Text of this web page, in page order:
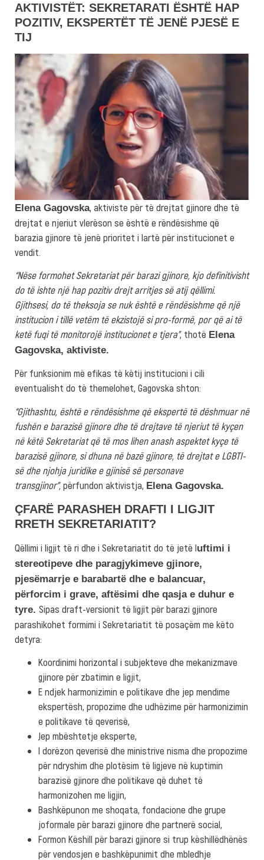
AKTIVISTËT: SEKRETARATI ËSHTË HAP
POZITIV, EKSPERTËT TË JENË PJESË E
TIJ
Elena Gagovska , aktiviste për të drejtat gjinore dhe të
drejtat e njeriut vlerëson se është e rëndësishme që
barazia gjinore të jenë prioritet i lartë për institucionet e
vendit.
“Nëse formohet Sekretariat për barazi gjinore, kjo definitivisht
do të ishte një hap pozitiv drejt arritjes së atij qëllimi.
Gjithsesi, do të theksoja se nuk është e rëndësishme që një
institucion i tillë vetëm të ekzistojë si pro-formë, por që ai të
ketë fuqi të monitorojë institucionet e tjera”, thotë Elena
Gagovska, aktiviste.
Për funksionim më efikas të këtij institucioni i cili
eventualisht do të themelohet, Gagovska shton:
“Gjithashtu, është e rëndësishme që ekspertë të dëshmuar në
fushën e barazisë gjinore dhe të drejtave të njeriut të kyçen
në këtë Sekretariat që të mos lihen anash aspektet kyçe të
barazisë gjinore, si dhuna në bazë gjinore, të drejtat e LGBTI-
së dhe njohja juridike e gjinisë së personave
transgjinor”, përfundon aktivistja, Elena Gagovska.
ÇFARË PARASHEH DRAFTI I LIGJIT
RRETH SEKRETARIATIT?
Qëllimi i ligjit të ri dhe i Sekretariatit do të jetë luftimi i
stereotipeve dhe paragjykimeve gjinore,
pjesëmarrje e barabartë dhe e balancuar,
përforcim i grave, aftësimi dhe qasja e duhur e
tyre. Sipas draft-versionit të ligjit për barazi gjinore
parashikohet formimi i Sekretariatit të posaçëm me këto
detyra:
Koordinimi horizontal i subjekteve dhe mekanizmave
gjinore për zbatimin e ligjit,
E ndjek harmonizimin e politikave dhe jep mendime
ekspertësh, propozime dhe udhëzime për harmonizimin
e politikave të qeverisë,
Jep mbështetje eksperte,
I dorëzon qeverisë dhe ministrive nisma dhe propozime
për ndryshim dhe plotësim të ligjeve në kuptimin
barazisë gjinore dhe politikave që duhet të
harmonizohen me ligjin,
Bashkëpunon me shoqata, fondacione dhe grupe
joformale për barazi gjinore dhe partnerë social,
Formon Këshill për barazi gjinore si trup këshillëdhënës
për vendosjen e bashkëpunimit dhe mbledhje